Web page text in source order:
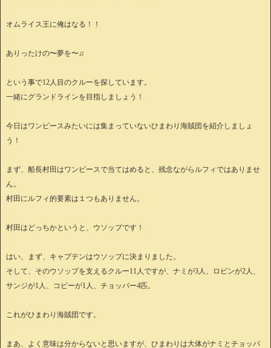
オムライス王に俺はなる！！
ありったけの〜夢を〜♫
という事で12人目のクルーを探しています。
一緒にグランドラインを目指しましょう！
今日はワンピースみたいには集まっていないひまわり海賊団を紹介しましょ
う！
まず、船長村田はワンピースで当てはめると、残念ながらルフィではありませ
ん。
村田にルフィ的要素は１つもありません。
村田はどっちかというと、ウソップです！
はい、まず、キャプテンはウソップに決まりました。
そして、そのウソップを支えるクルー11人ですが、ナミが3人、ロビンが2人、
サンジが1人、コビーが1人、チョッパー4匹。
これがひまわり海賊団です。
まあ、よく意味は分からないと思いますが、ひまわりは大体がナミとチョッパ